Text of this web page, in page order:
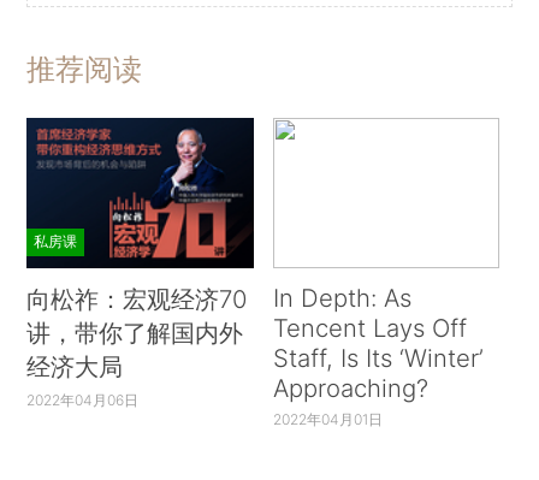
推荐阅读
私房课
向松祚：宏观经济70
讲，带你了解国内外
经济大局
2022年04月06日
In Depth: As
Tencent Lays Off
Staff, Is Its ‘Winter’
Approaching?
2022年04月01日